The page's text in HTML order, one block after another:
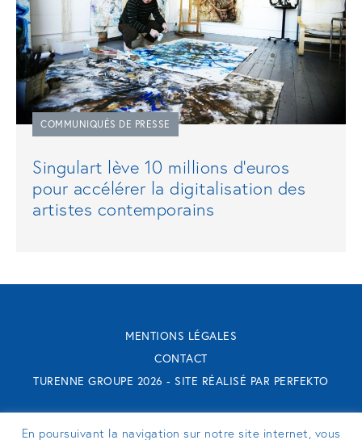
COMMUNIQUÉS DE PRESSE
Singulart lève 10 millions d’euros
pour accélérer la digitalisation des
artistes contemporains
MENTIONS LÉGALES
CONTACT
TURENNE GROUPE 2026 - SITE RÉALISÉ PAR PERFEKTO
SUIVEZ-NOUS
En poursuivant la navigation sur notre site internet, vous